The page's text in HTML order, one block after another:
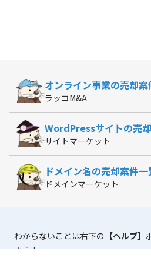
オンライン事業の売却
ラッコM&A
WordPressサイトの売
サイトマーケット
ドメイン名の売却案件一
ドメインマーケット
わからないことは右下の 【ヘルプ】
よう！